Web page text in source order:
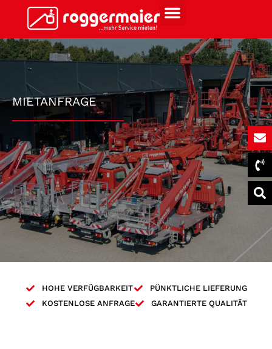
MIETANFRAGE
HOHE VERFÜGBARKEIT
PÜNKTLICHE LIEFERUNG
KOSTENLOSE ANFRAGE
GARANTIERTE QUALITÄT